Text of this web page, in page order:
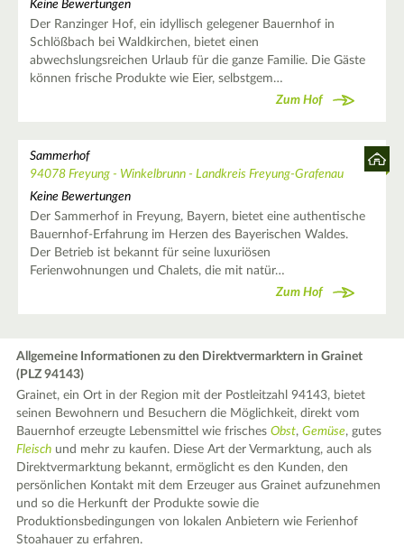
Keine Bewertungen
Der Ranzinger Hof, ein idyllisch gelegener Bauernhof in
Schlößbach bei Waldkirchen, bietet einen
abwechslungsreichen Urlaub für die ganze Familie. Die Gäste
können frische Produkte wie Eier, selbstgem…
Zum Hof
Sammerhof
94078 Freyung - Winkelbrunn - Landkreis Freyung-Grafenau
Keine Bewertungen
Der Sammerhof in Freyung, Bayern, bietet eine authentische
Bauernhof-Erfahrung im Herzen des Bayerischen Waldes.
Der Betrieb ist bekannt für seine luxuriösen
Ferienwohnungen und Chalets, die mit natür…
Zum Hof
Allgemeine Informationen zu den Direktvermarktern in Grainet
(PLZ 94143)
Grainet, ein Ort in der Region mit der Postleitzahl 94143, bietet
seinen Bewohnern und Besuchern die Möglichkeit, direkt vom
Bauernhof erzeugte Lebensmittel wie frischesObst,Gemüse, gutes
Fleisch und mehr zu kaufen. Diese Art der Vermarktung, auch als
Direktvermarktung bekannt, ermöglicht es den Kunden, den
persönlichen Kontakt mit dem Erzeuger aus Grainet aufzunehmen
und so die Herkunft der Produkte sowie die
Produktionsbedingungen von lokalen Anbietern wie Ferienhof
Stoahauer zu erfahren.